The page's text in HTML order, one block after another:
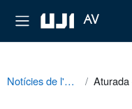
Panell lateral
AV
Notícies de l'Aula Virtual